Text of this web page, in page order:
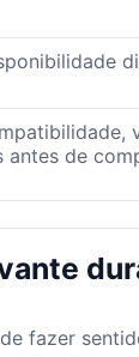
antes de
fazer